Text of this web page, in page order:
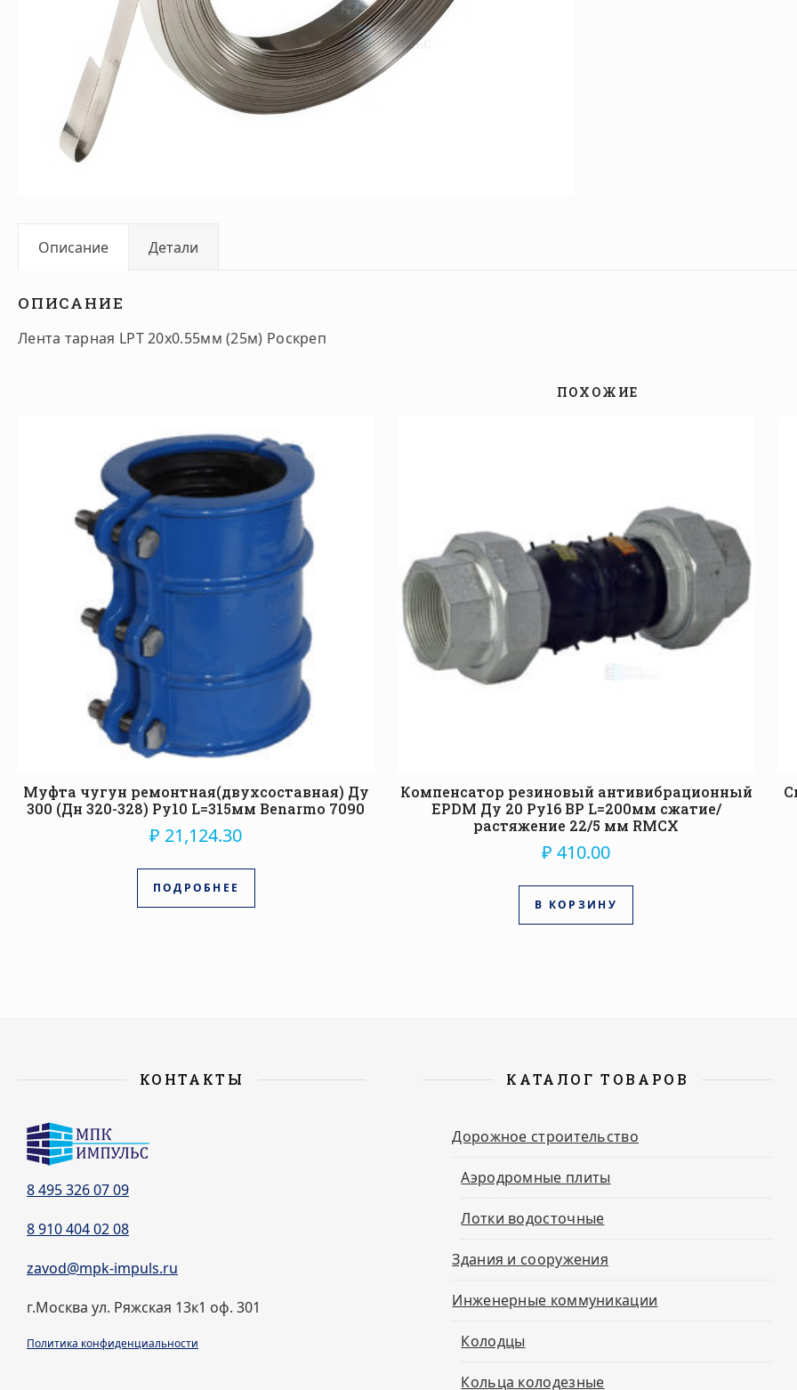
Описание Детали
ОПИСАНИЕ
Лента тарная LPT 20х0.55мм (25м) Роскреп
ПОХОЖИЕ
Муфта чугун ремонтная(двухсоставная) Ду
300 (Дн 320-328) Ру10 L=315мм Benarmo 7090
₽ 21,124.30
ПОДРОБНЕЕ
Компенсатор резиновый антивибрационный
EPDM Ду 20 Ру16 ВР L=200мм сжатие/
растяжение 22/5 мм RMCX
₽ 410.00
В КОРЗИНУ
КОНТАКТЫ
8 495 326 07 09
8 910 404 02 08
zavod@mpk-impuls.ru
г.Москва ул. Ряжская 13к1 оф. 301
Политика конфиденциальности
КАТАЛОГ ТОВАРОВ
Дорожное строительство
Аэродромные плиты
Лотки водосточные
Здания и сооружения
Инженерные коммуникации
Колодцы
Кольца колодезные